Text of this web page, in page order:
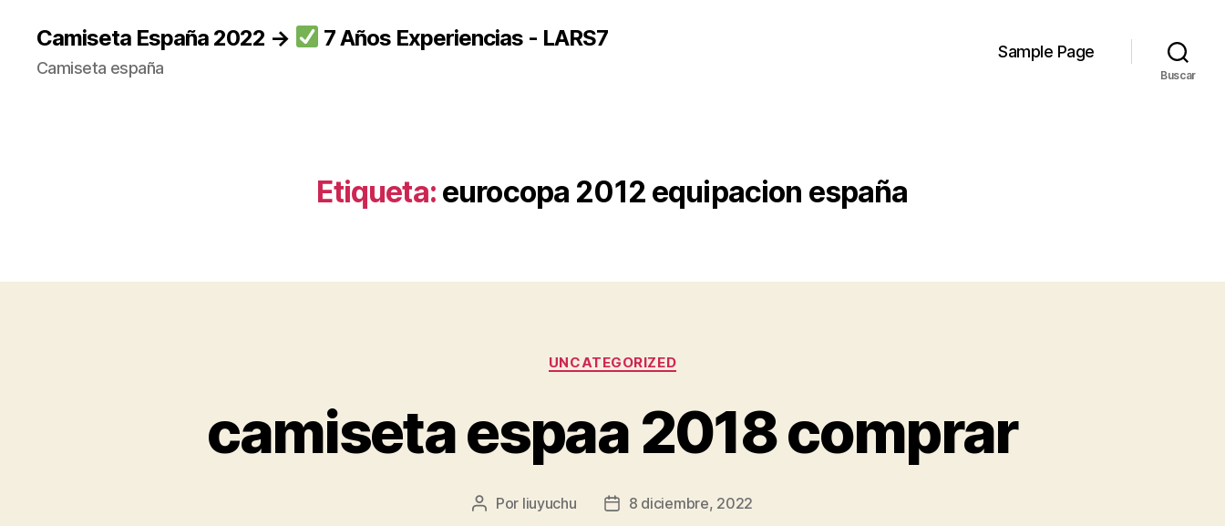
Camiseta España 2022 → 7 Años Experiencias - LARS7
Camiseta españa
Sample Page
Buscar
Etiqueta: eurocopa 2012 equipacion españa
Categorías
UNCATEGORIZED
camiseta espaa 2018 comprar
Autor
Por liuyuchu
Fecha8 diciembre, 2022